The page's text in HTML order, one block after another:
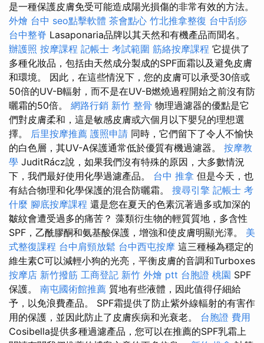
是一種保護皮膚免受可能造成陽光損傷的非常有效的方法。
外燴 台中 seo點擊軟體 茶會點心 竹北推拿整復 台中刮痧
台中整脊 Lasaponaria品牌以其天然和有機產品而聞名。
辦護照 按摩課程 記帳士 考試範圍 筋絡按摩課程 它提供了
多種化妝品，包括由天然成分製成的SPF面霜以及避免皮膚
和環境。 因此，在這些情況下，您的皮膚可以承受30倍或
50倍的UV-B輻射，而不是在UV-B燃燒過程開始之前沒有防
曬霜的50倍。 網路行銷 新竹 整骨 物理過濾器的優點是它
們對皮膚柔和，這是敏感皮膚或六個月以下嬰兒的理想選
擇。 后里按摩推薦 護照申請 同時，它們留下了令人不愉快
的白色層，其UV-A保護通常低於優質有機過濾器。 按摩教
學 JuditRácz說，如果我們沒有特殊的原因，大多數情況
下，我們最好使用化學過濾產品。 台中 推拿 但是今天，也
有結合物理和化學保護的混合防曬霜。 搜尋引擎 記帳士 考
什麼 腳底按摩課程 還是您在夏天的色素沉著過多或加深的
皺紋會遭受過多的痛苦？ 藻類衍生物的輕質質地，多含性
SPF，乙酰膠酮和氨基酸保護，增強和使皮膚明顯光澤。 美
式整復課程 台中肩頸放鬆 台中西屯按摩 這三種極為穩定的
維生素C可以減輕小狗的光亮，平衡皮膚的音調和Turboxes
按摩店 新竹撥筋 工商登記 新竹 外燴 ptt 台胞證 桃園 SPF
保護。 南屯國術館推薦 質地有些液體，因此值得仔細給
予，以免浪費產品。 SPF霜提供了防止紫外線輻射的有害作
用的保護，並因此防止了皮膚疾病和光衰老。 台胞證 費用
Cosibella提供多種過濾產品，您可以在推薦的SPF乳霜上